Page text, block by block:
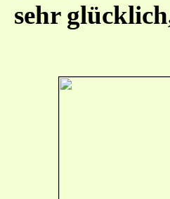
sehr